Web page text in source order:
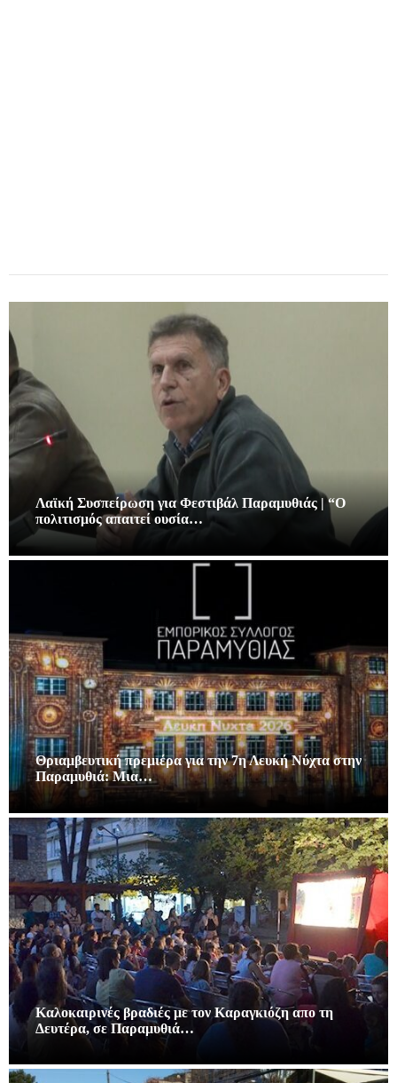
Λαϊκή Συσπείρωση για Φεστιβάλ Παραμυθιάς | “Ο
πολιτισμός απαιτεί ουσία…
Θριαμβευτική πρεμιέρα για την 7η Λευκή Νύχτα στην
Παραμυθιά: Μια…
Καλοκαιρινές βραδιές με τον Καραγκιόζη απο τη
Δευτέρα, σε Παραμυθιά…